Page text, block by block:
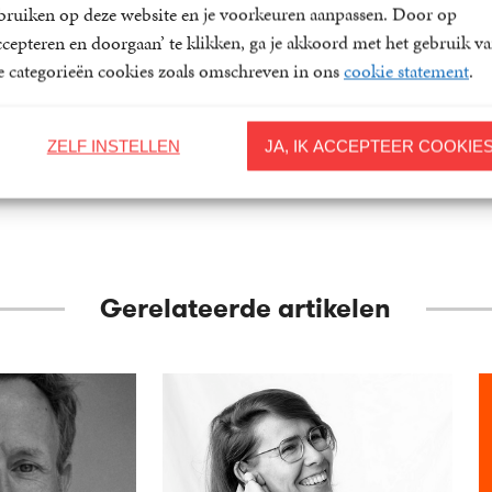
op deze website en je voorkeuren aanpassen. Door op
en doorgaan’ te klikken, ga je akkoord met het gebruik
categorieën cookies zoals omschreven in onscookie statement.
JA, IK ACCEPTEER
ZELF INSTELLEN
Marten Toonder
,99
Luisterboek
Marten Toonder
Paperback
Gerelateerde artikelen